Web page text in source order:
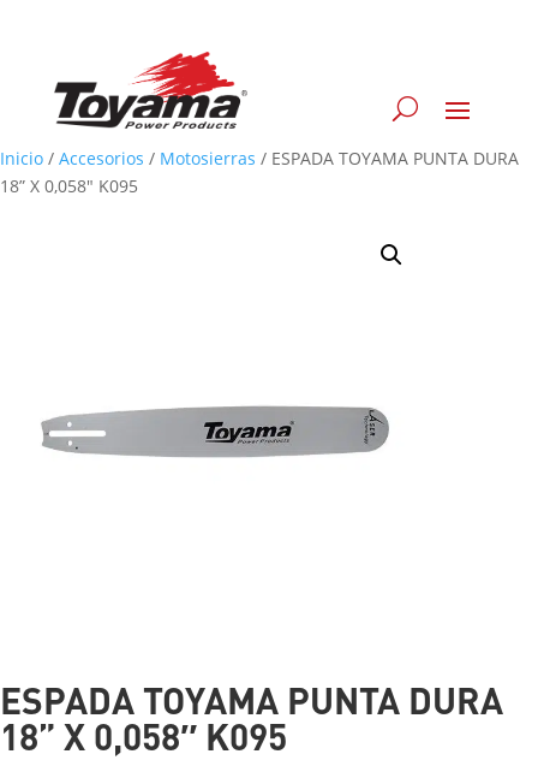
Inicio / Accesorios / Motosierras / ESPADA TOYAMA PUNTA DURA
18” X 0,058″ K095
ESPADA TOYAMA PUNTA DURA
18” X 0,058″ K095